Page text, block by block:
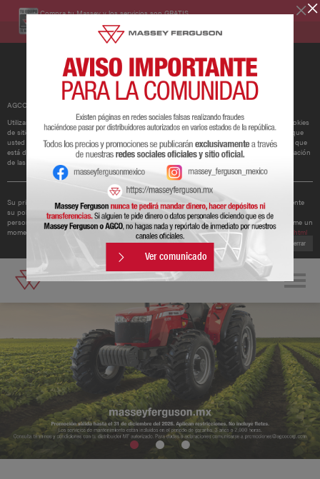
Compra tu Massey y los servicios son GRATIS.
AGCO ha actualizado su política de cookies.
Utilizamos cookies para mejorar y personalizar nuestros sitios y servicios. Esto incluye cookies
de sitios web de redes sociales de terceros, que pueden realizar un seguimiento del uso que
usted hace de nuestro sitio web. Si continúa sin cambiar su configuración, supondremos que
está dispuesto a recibir todas las cookies en nuestro sitio web. Puede cambiar la configuración
de las cookies en cualquier momento.
Obtener más información
Su privacidad es importante para nosotros. Por lo tanto, AGCO ha actualizado recientemente
su política de privacidad para ofrecerle una mejor comprensión de los tipos de datos
personales que recopilamos de usted y cómo los utilizamos. Le recomendamos que se tome un
momento para leer la política actualizada disponible enhttp://www.agcocorp.com/privacy.html
Cerrar
Ver comunicado